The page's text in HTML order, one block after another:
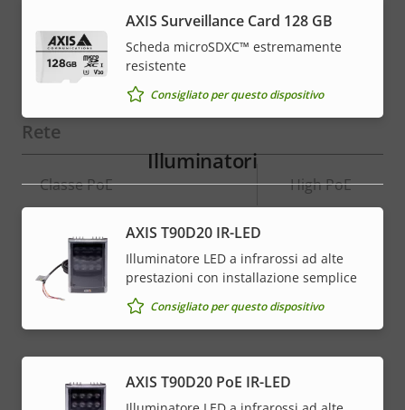
proprietà
della
Antimanomissione attiva –
Ingressi/uscite allarmi
Rete
Descrizione
della
proprietà
Valore
della
proprietà
Classe PoE High PoE
* Alcune specifiche tecniche possono variare a seconda
dell'opzione hardware scelta.
AXIS Surveillance Card 128 GB
Scheda microSDXC™ estremamente
resistente
Consigliato per questo dispositivo
Illuminatori
AXIS T90D20 IR-LED
Illuminatore LED a infrarossi ad alte
prestazioni con installazione semplice
Consigliato per questo dispositivo
AXIS T90D20 PoE IR-LED